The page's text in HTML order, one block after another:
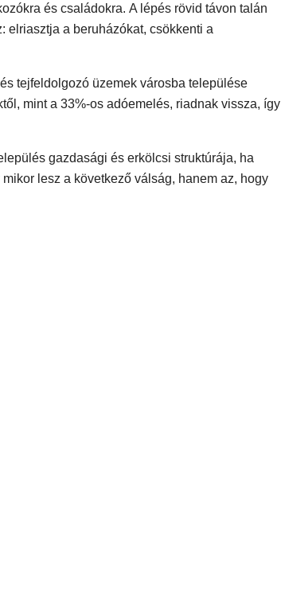
és családokra. A lépés rövid távon talán
elriasztja a beruházókat, csökkenti a
tejfeldolgozó üzemek városba települése
mint a 33%-os adóemelés, riadnak vissza, így
gazdasági és erkölcsi struktúrája, ha
lesz a következő válság, hanem az, hogy